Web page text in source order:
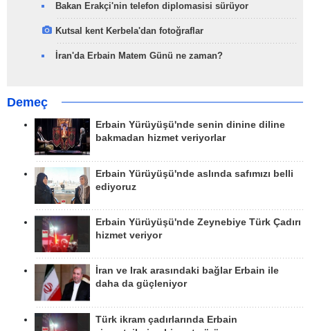
Bakan Erakçi'nin telefon diplomasisi sürüyor
Kutsal kent Kerbela'dan fotoğraflar
İran'da Erbain Matem Günü ne zaman?
Demeç
Erbain Yürüyüşü'nde senin dinine diline
bakmadan hizmet veriyorlar
Erbain Yürüyüşü'nde aslında safımızı belli
ediyoruz
Erbain Yürüyüşü'nde Zeynebiye Türk Çadırı
hizmet veriyor
İran ve Irak arasındaki bağlar Erbain ile
daha da güçleniyor
Türk ikram çadırlarında Erbain